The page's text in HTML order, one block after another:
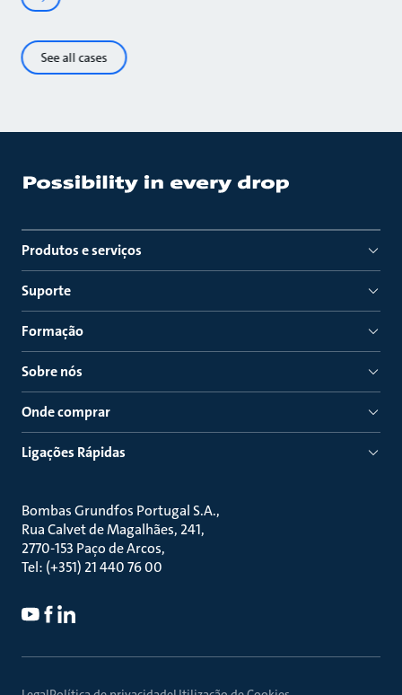
See all cases
Produtos e serviços
Suporte
Formação
Sobre nós
Onde comprar
Ligações Rápidas
Bombas Grundfos Portugal S.A.
Rua Calvet de Magalhães, 241
2770-153 Paço de Arcos
Tel: (+351) 21 440 76 00